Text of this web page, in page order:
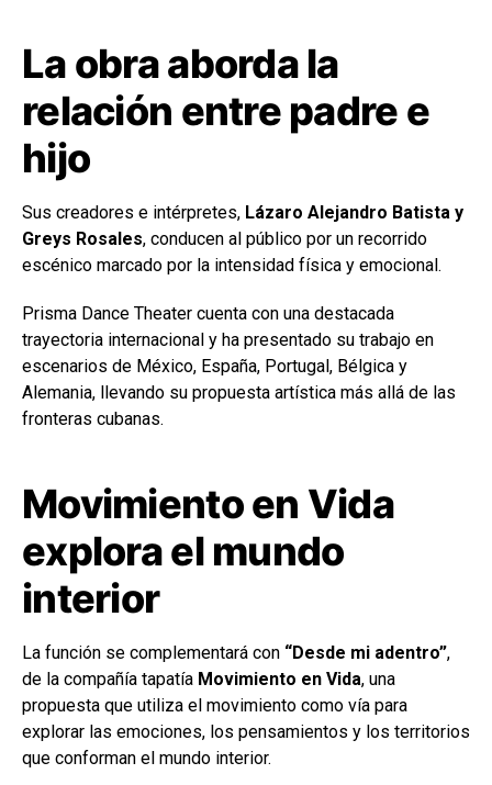
La obra aborda la
relación entre padre e
hijo
Sus creadores e intérpretes, Lázaro Alejandro Batista y
Greys Rosales, conducen al público por un recorrido
escénico marcado por la intensidad física y emocional.
Prisma Dance Theater cuenta con una destacada
trayectoria internacional y ha presentado su trabajo en
escenarios de México, España, Portugal, Bélgica y
Alemania, llevando su propuesta artística más allá de las
fronteras cubanas.
Movimiento en Vida
explora el mundo
interior
La función se complementará con “Desde mi adentro”,
de la compañía tapatía Movimiento en Vida, una
propuesta que utiliza el movimiento como vía para
explorar las emociones, los pensamientos y los territorios
que conforman el mundo interior.